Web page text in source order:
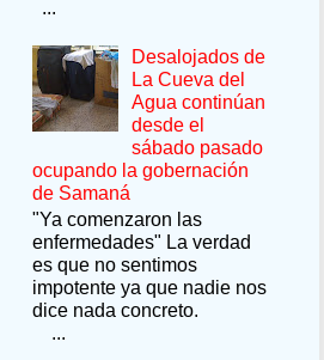
UN
...
Desalojados de
La Cueva del
Agua continúan
desde el
sábado pasado
ocupando la gobernación
de Samaná
"Ya comenzaron las
enfermedades" La verdad
es que no sentimos
impotente ya que nadie nos
dice nada concreto.
...